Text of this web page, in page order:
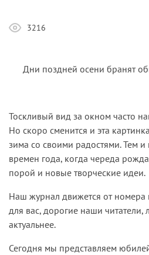
3216
Дни поздней осени бранят
Тоскливый вид за окном часто
Но скоро сменится и эта
зима со своими радостями. Тем и
времен года, когда череда
порой и новые творческие идеи.
Наш журнал движется от номера
для вас, дорогие наши читатели,
актуальнее.
Сегодня мы представляем